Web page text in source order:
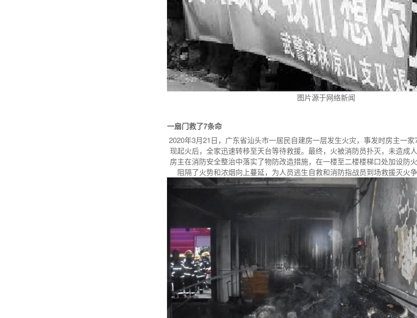
图片源于网络新闻
一扇门救了7条命
2020年3月21日，广东省汕头市一居民自建房一层发生火灾，事发时房主一
现起火后，全家迅速转移至天台等待救援。最终，火被消防员扑灭，未造成
房主在消防安全整治中落实了物防改造措施，在一楼至二楼楼梯口处加设防
阻隔了火势和浓烟向上蔓延，为人员逃生自救和消防指战员到场救援灭火争